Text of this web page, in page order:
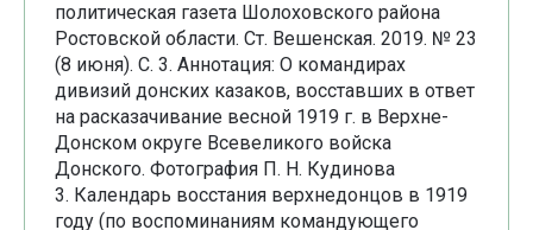
политическая газета Шолоховского района
Ростовской области. Ст. Вешенская. 2019. № 23
(8 июня). С. 3. Аннотация: О командирах
дивизий донских казаков, восставших в ответ
на расказачивание весной 1919 г. в Верхне-
Донском округе Всевеликого войска
Донского. Фотография П. Н. Кудинова
3. Календарь восстания верхнедонцов в 1919
году (по воспоминаниям командующего